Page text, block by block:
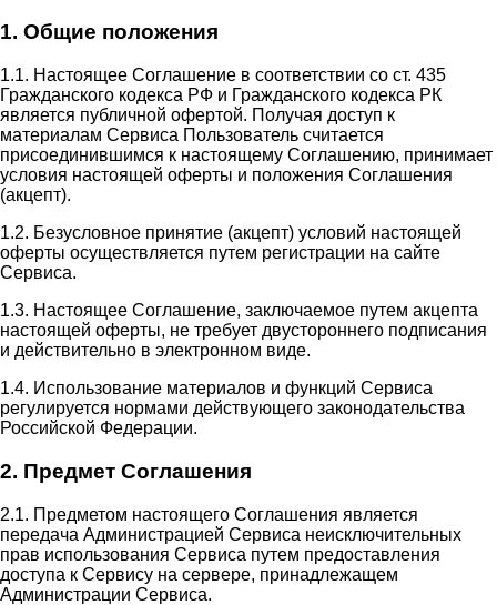
1. Общие положения
1.1. Настоящее Соглашение в соответствии со ст. 435
Гражданского кодекса РФ и Гражданского кодекса РК
является публичной офертой. Получая доступ к
материалам Сервиса Пользователь считается
присоединившимся к настоящему Соглашению, принимает
условия настоящей оферты и положения Соглашения
(акцепт).
1.2. Безусловное принятие (акцепт) условий настоящей
оферты осуществляется путем регистрации на сайте
Сервиса.
1.3. Настоящее Соглашение, заключаемое путем акцепта
настоящей оферты, не требует двустороннего подписания
и действительно в электронном виде.
1.4. Использование материалов и функций Сервиса
регулируется нормами действующего законодательства
Российской Федерации.
2. Предмет Соглашения
2.1. Предметом настоящего Соглашения является
передача Администрацией Сервиса неисключительных
прав использования Сервиса путем предоставления
доступа к Сервису на сервере, принадлежащем
Администрации Сервиса.